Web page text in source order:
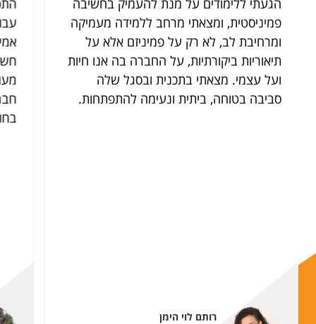
הגעתי ללימודים על מנת להעמיק בחשיבה
פמיניסטית, ומצאתי מרחב ללמידה מעמיקה
ומרחיבת לב, לא רק על פמיניזם אלא על
תיאוריות ביקורתיות, על החברה בה אנו חיות
ועל עצמי. מצאתי בתכנית ובסגל שלה
סביבה בטוחה, ביתית ונעימה להתפתחות.
רותם לוי הימן